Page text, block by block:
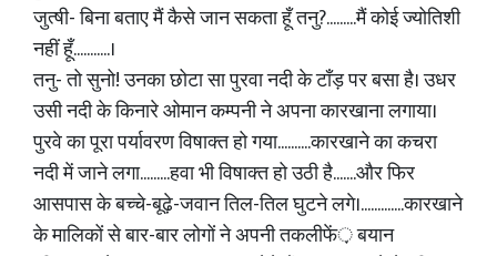
जुत्षी- बिना बताए मैं कैसे जान सकता हूँ तनु?.........मैं कोई ज्योतिशी
नहीं हूँ...........।
तनु- तो सुनो! उनका छोटा सा पुरवा नदी के टाँड़ पर बसा है। उधर
उसी नदी के किनारे ओमान कम्पनी ने अपना कारखाना लगाया।
पुरवे का पूरा पर्यावरण विषाक्त हो गया..........कारखाने का कचरा
नदी में जाने लगा.........हवा भी विषाक्त हो उठी है.......और फिर
आसपास के बच्चे-बूढ़े-जवान तिल-तिल घुटने लगे।.............कारखाने
के मालिकों से बार-बार लोगों ने अपनी तकलीफें़ बयान